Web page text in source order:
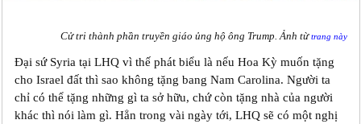
Cử tri thành phần truyền giáo ủng hộ ông Trump. Ảnh từtrang này
Đại sứ Syria tại LHQ vì thế phát biểu là nếu Hoa Kỳ muốn tặng
cho Israel đất thì sao không tặng bang Nam Carolina. Người ta
chỉ có thể tặng những gì ta sở hữu, chứ còn tặng nhà của người
khác thì nói làm gì. Hẳn trong vài ngày tới, LHQ sẽ có một nghị